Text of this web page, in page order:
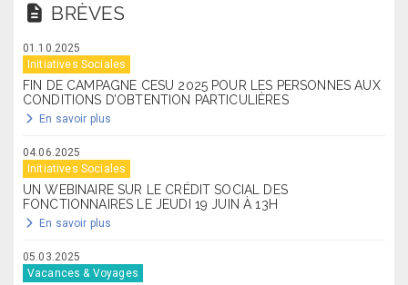
BRÈVES
01.10.2025
Initiatives Sociales
FIN DE CAMPAGNE CESU 2025 POUR LES PERSONNES AUX
CONDITIONS D’OBTENTION PARTICULIÈRES
En savoir plus
04.06.2025
Initiatives Sociales
UN WEBINAIRE SUR LE CRÉDIT SOCIAL DES
FONCTIONNAIRES LE JEUDI 19 JUIN À 13H
En savoir plus
05.03.2025
Vacances & Voyages